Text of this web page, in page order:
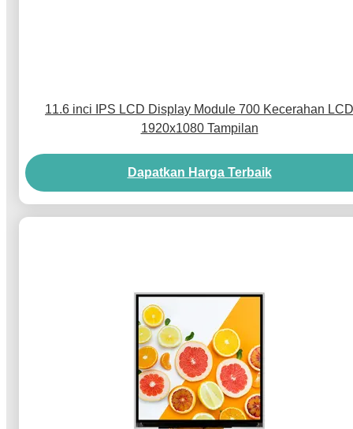
11.6 inci IPS LCD Display Module 700 Kecerahan LCD
1920x1080 Tampilan
Dapatkan Harga Terbaik